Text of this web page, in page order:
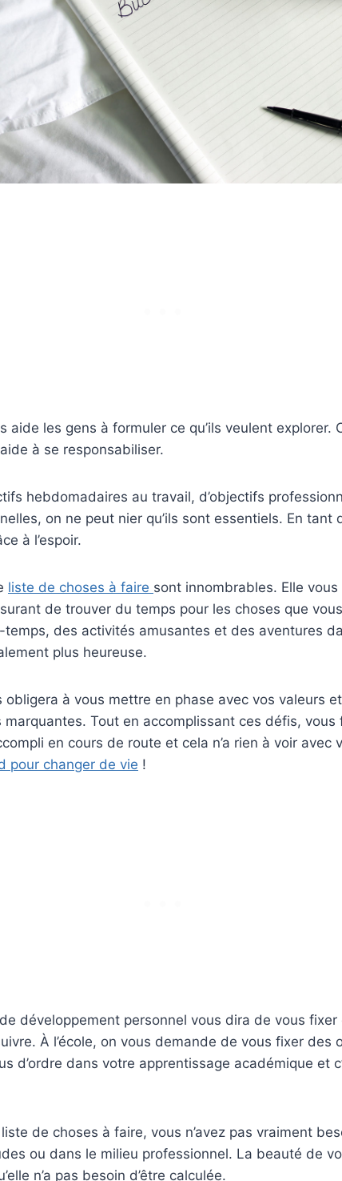
aide les gens à formuler ce qu’ils veulent explorer.
à se responsabiliser.
hebdomadaires au travail, d’objectifs
on ne peut nier qu’ils sont essentiels. En tant
à l’espoir.
liste de choses à faire sont innombrables. Elle
de trouver du temps pour les choses que
des activités amusantes et des aventures
plus heureuse.
obligera à vous mettre en phase avec vos valeurs
marquantes. Tout en accomplissant ces défis, vous
en cours de route et cela n’a rien à voir avec
pour changer de vie !
développement personnel vous dira de vous
À l’école, on vous demande de vous fixer des
d’ordre dans votre apprentissage académique et
de choses à faire, vous n’avez pas vraiment
ou dans le milieu professionnel. La beauté de
n’a pas besoin d’être calculée.